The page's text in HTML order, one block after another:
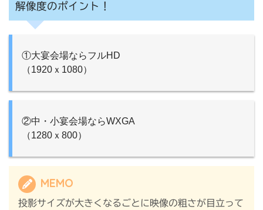
解像度のポイント！
①大宴会場ならフルHD
（1920ｘ1080）
②中・小宴会場ならWXGA
（1280ｘ800）
MEMO
投影サイズが大きくなるごとに映像の粗さが目立って